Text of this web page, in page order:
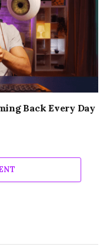
Back Every Day